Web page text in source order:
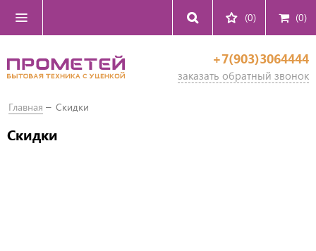
(0) (0)
+7(903)3064444
заказать обратный звонок
Главная Скидки
Скидки